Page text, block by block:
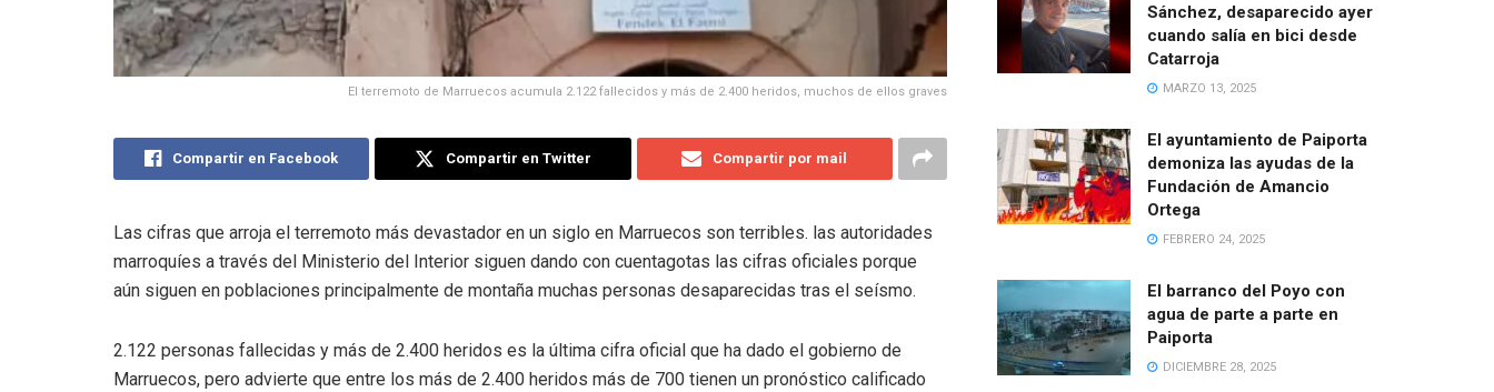
El terremoto de Marruecos acumula 2.122 fallecidos y más de 2.400 heridos, muchos de ellos graves
Compartir en Facebook Compartir en Twitter Compartir por mail
Las cifras que arroja el terremoto más devastador en un siglo en Marruecos son terribles. las autoridades
marroquíes a través del Ministerio del Interior siguen dando con cuentagotas las cifras oficiales porque
aún siguen en poblaciones principalmente de montaña muchas personas desaparecidas tras el seísmo.
2.122 personas fallecidas y más de 2.400 heridos es la última cifra oficial que ha dado el gobierno de
Marruecos, pero advierte que entre los más de 2.400 heridos más de 700 tienen un pronóstico calificado
Sánchez, desaparecido ayer
cuando salía en bici desde
Catarroja
MARZO 13, 2025
El ayuntamiento de Paiporta
demoniza las ayudas de la
Fundación de Amancio
Ortega
FEBRERO 24, 2025
El barranco del Poyo con
agua de parte a parte en
Paiporta
DICIEMBRE 28, 2025